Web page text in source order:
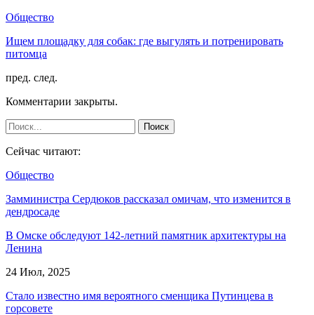
Общество
Ищем площадку для собак: где выгулять и потренировать
питомца
пред. след.
Комментарии закрыты.
Сейчас читают:
Общество
Замминистра Сердюков рассказал омичам, что изменится в
дендросаде
В Омске обследуют 142-летний памятник архитектуры на
Ленина
24 Июл, 2025
Стало известно имя вероятного сменщика Путинцева в
горсовете